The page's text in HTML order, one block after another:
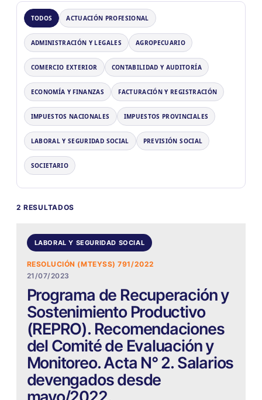
TODOS ACTUACIÓN PROFESIONAL
ADMINISTRACIÓN Y LEGALES AGROPECUARIO
COMERCIO EXTERIOR CONTABILIDAD Y AUDITORÍA
ECONOMÍA Y FINANZAS FACTURACIÓN Y REGISTRACIÓN
IMPUESTOS NACIONALES IMPUESTOS PROVINCIALES
LABORAL Y SEGURIDAD SOCIAL PREVISIÓN SOCIAL
SOCIETARIO
2 RESULTADOS
LABORAL Y SEGURIDAD SOCIAL
RESOLUCIÓN (MTEYSS) 791/2022
21/07/2023
Programa de Recuperación y
Sostenimiento Productivo
(REPRO). Recomendaciones
del Comité de Evaluación y
Monitoreo. Acta N° 2. Salarios
devengados desde